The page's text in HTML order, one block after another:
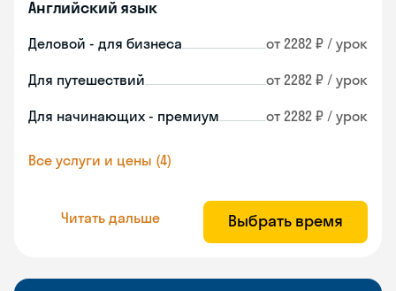
Английский язык
Деловой - для бизнеса от 2282 ₽ / урок
Для путешествий от 2282 ₽ / урок
Для начинающих - премиум от 2282 ₽ / урок
Все услуги и цены (4)
Читать дальше Выбрать время